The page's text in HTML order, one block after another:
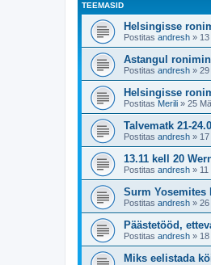
TEEMASID
Helsingisse
Postitas andresh »
Astangul
Postitas andresh » 29
Helsingisse
Postitas Merili » 25
Talvematk 21-
Postitas andresh »
13.11 kell 20
Postitas andresh »
Surm Yosemites
Postitas andresh » 26
Päästetööd,
Postitas andresh »
Miks eelistada